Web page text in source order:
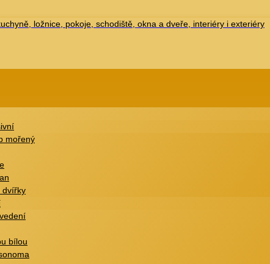
ložnice, pokoje, schodiště, okna a dveře, interiéry i exteriéry
mořený
dvířky
bílou